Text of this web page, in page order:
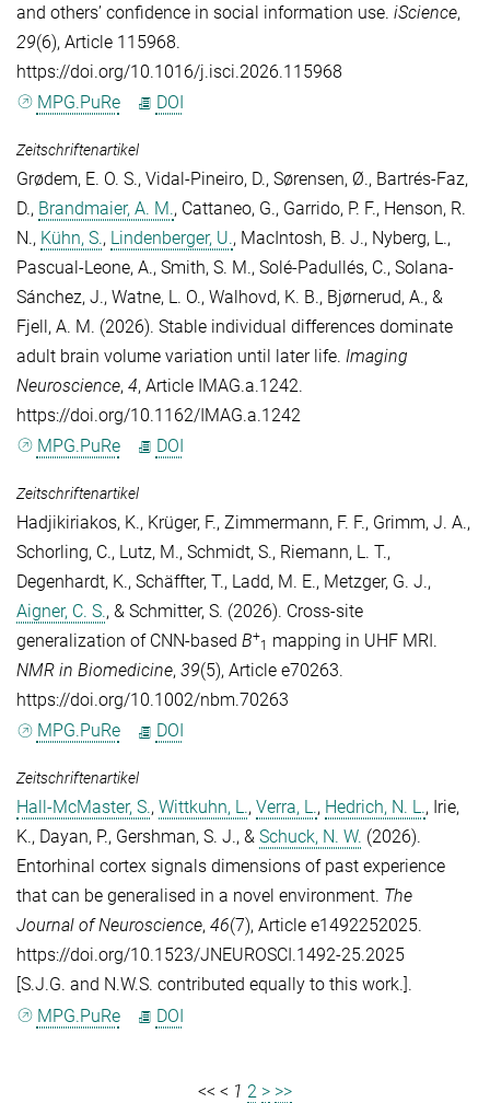
and others’ confidence in social information use. iScience,
29(6), Article 115968.
https://doi.org/10.1016/j.isci.2026.115968
MPG.PuRe
DOI
Zeitschriftenartikel
Grødem, E. O. S., Vidal-Pineiro, D., Sørensen, Ø., Bartrés-Faz,
D., Brandmaier, A. M., Cattaneo, G., Garrido, P. F., Henson, R.
N., Kühn, S., Lindenberger, U., MacIntosh, B. J., Nyberg, L.,
Pascual-Leone, A., Smith, S. M., Solé-Padullés, C., Solana-
Sánchez, J., Watne, L. O., Walhovd, K. B., Bjørnerud, A., &
Fjell, A. M. (2026). Stable individual differences dominate
adult brain volume variation until later life. Imaging
Neuroscience, 4, Article IMAG.a.1242.
https://doi.org/10.1162/IMAG.a.1242
MPG.PuRe
DOI
Zeitschriftenartikel
Hadjikiriakos, K., Krüger, F., Zimmermann, F. F., Grimm, J. A.,
Schorling, C., Lutz, M., Schmidt, S., Riemann, L. T.,
Degenhardt, K., Schäffter, T., Ladd, M. E., Metzger, G. J.,
Aigner, C. S., & Schmitter, S. (2026). Cross-site
generalization of CNN-based B+
1 mapping in UHF MRI.
NMR in Biomedicine, 39(5), Article e70263.
https://doi.org/10.1002/nbm.70263
MPG.PuRe
DOI
Zeitschriftenartikel
Hall-McMaster, S., Wittkuhn, L., Verra, L., Hedrich, N. L., Irie,
K., Dayan, P., Gershman, S. J., & Schuck, N. W. (2026).
Entorhinal cortex signals dimensions of past experience
that can be generalised in a novel environment. The
Journal of Neuroscience, 46(7), Article e1492252025.
https://doi.org/10.1523/JNEUROSCI.1492-25.2025
[S.J.G. and N.W.S. contributed equally to this work.].
MPG.PuRe
DOI
<< < 1 2 > >>